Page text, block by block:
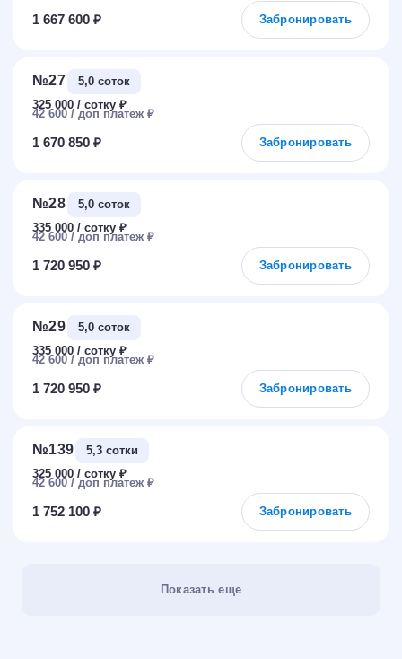
1 667 600 ₽ Забронировать
№27
5,0 соток
325 000
₽
42 600 ₽
1 670 850 ₽ Забронировать
№28
5,0 соток
335 000
₽
42 600 ₽
1 720 950 ₽ Забронировать
№29
5,0 соток
335 000
₽
42 600 ₽
1 720 950 ₽ Забронировать
№139
5,3 сотки
325 000
₽
42 600 ₽
1 752 100 ₽ Забронировать
Показать еще